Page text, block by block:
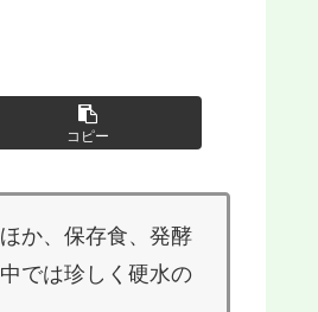
コピー
か、保存食、発酵
では珍しく硬水の